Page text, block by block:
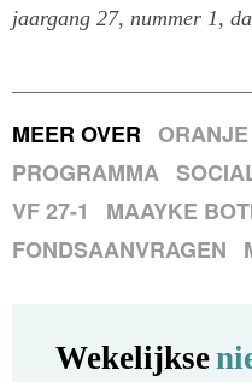
jaargang 27, nummer 1,
MEER OVER
PROGRAMMA
VF 27-1
MAAYKE
FONDSAANVRAGEN
Wekelijkse